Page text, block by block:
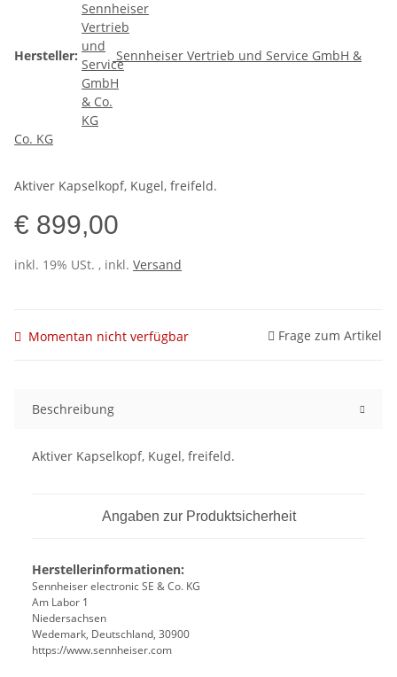
Hersteller: Sennheiser Vertrieb und Service GmbH &
Co. KG
Aktiver Kapselkopf, Kugel, freifeld.
€ 899,00
inkl. 19% USt. , inkl. Versand
Momentan nicht verfügbar Frage zum Artikel
Beschreibung
Aktiver Kapselkopf, Kugel, freifeld.
Angaben zur Produktsicherheit
Herstellerinformationen:
Sennheiser electronic SE & Co. KG
Am Labor 1
Niedersachsen
Wedemark, Deutschland, 30900
https://www.sennheiser.com